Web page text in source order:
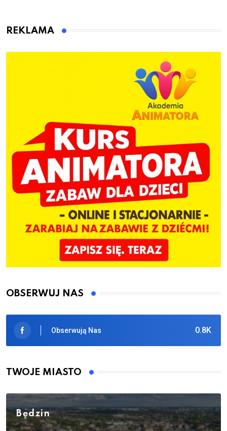
dzieci
REKLAMA
OBSERWUJ NAS
0.8K
Obserwują Nas
TWOJE MIASTO
Będzin